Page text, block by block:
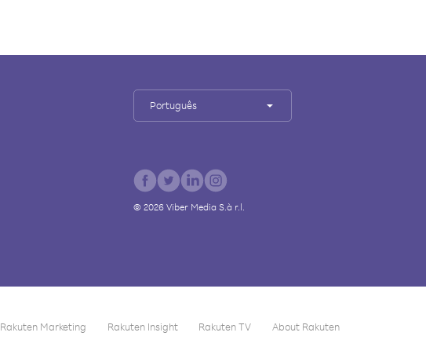
Português
© 2026 Viber Media S.à r.l.
Rakuten Marketing Rakuten Insight Rakuten TV About Rakuten